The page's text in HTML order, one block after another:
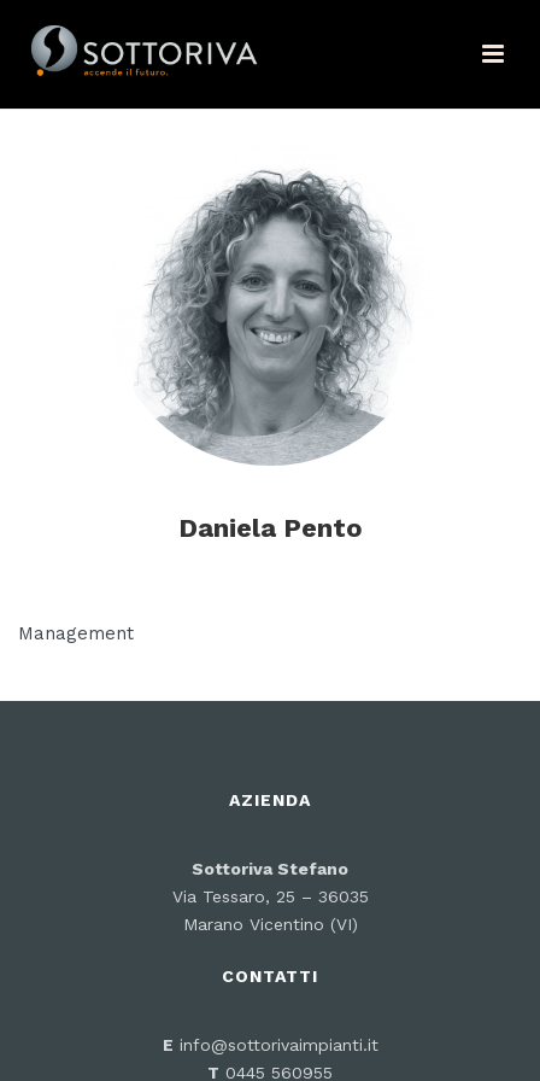
Daniela Pento
Management
AZIENDA
Sottoriva Stefano
Via Tessaro, 25 – 36035
Marano Vicentino (VI)
CONTATTI
E info@sottorivaimpianti.it
T 0445 560955